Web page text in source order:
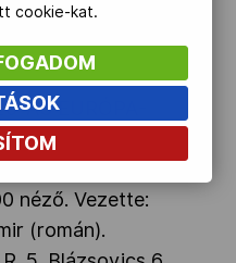
AS EURÓPA-
néző. Vezette:
(román).
cookie-kat.